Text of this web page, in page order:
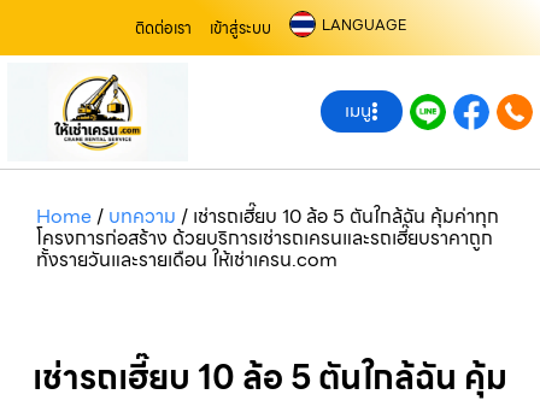
ติดต่อเรา เข้าสู่ระบบ LANGUAGE
เมนู
Home/ บทความ / เช่ารถเฮี๊ยบ 10 ล้อ 5 ตันใกล้ฉัน คุ้มค่าทุก
โครงการก่อสร้าง ด้วยบริการเช่ารถเครนและรถเฮี๊ยบราคาถูก
ทั้งรายวันและรายเดือน ให้เช่าเครน.com
เช่ารถเฮี๊ยบ 10 ล้อ 5 ตันใกล้ฉัน คุ้ม